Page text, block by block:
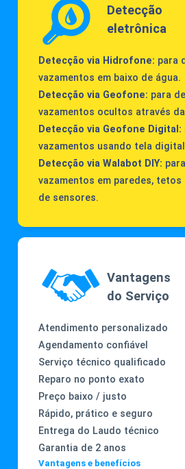
Detecção
eletrônica
Detecção via Hidrofone: para
vazamentos em baixo de água.
Detecção via Geofone: para
vazamentos ocultos através
Detecção via Geofone Digital:
vazamentos usando tela
Detecção via Walabot DIY:
vazamentos em paredes, tetos
de sensores.
Vantagens
do Serviço
Atendimento personalizado
Agendamento confiável
Serviço técnico qualificado
Reparo no ponto exato
Preço baixo / justo
Rápido, prático e seguro
Entrega do Laudo técnico
Garantia de 2 anos
Vantagens e benefícios